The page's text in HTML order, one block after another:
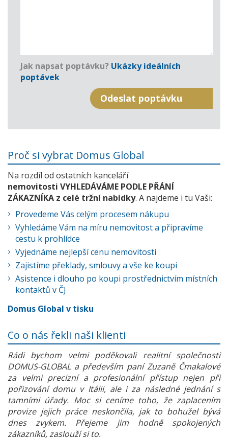
Jak napsat poptávku? Ukázky ideálních
poptávek
Proč si vybrat Domus Global
Na rozdíl od ostatních kanceláří
nemovitosti VYHLEDÁVÁME PODLE PŘÁNÍ
ZÁKAZNÍKA z celé tržní nabídky. A najdeme i tu Vaši:
Provedeme Vás celým procesem nákupu
Vyhledáme Vám na míru nemovitost a připravíme
cestu k prohlídce
Vyjednáme nejlepší cenu nemovitosti
Zajistíme překlady, smlouvy a vše ke koupi
Asistence i dlouho po koupi prostřednictvím místních
kontaktů v ČJ
Domus Global v tisku
Co o nás řekli naši klienti
Rádi bychom velmi poděkovali realitní společnosti
DOMUS-GLOBAL a především paní Zuzaně Čmakalové
za velmi precizní a profesionální přístup nejen při
pořizování domu v Itálii, ale i za následné jednání s
tamními úřady. Moc si ceníme toho, že zaplacením
provize jejich práce neskončila, jak to bohužel bývá
dnes zvykem. Přejeme jim hodně spokojených
zákazníků, zaslouží si to.